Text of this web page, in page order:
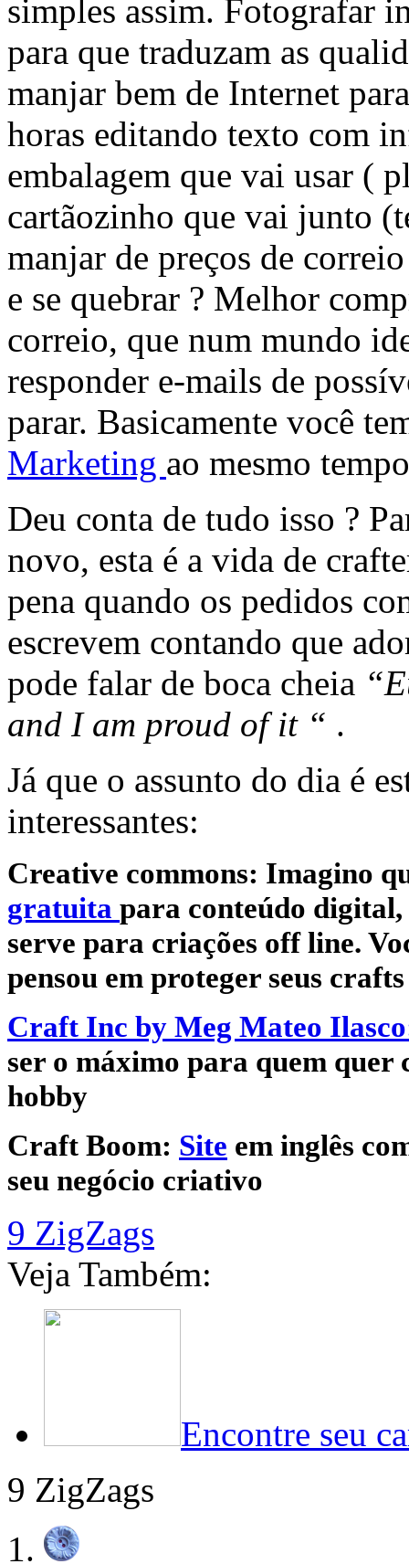
simples assim. Fotografar
para que traduzam as
manjar bem de Internet
horas editando texto com
embalagem que vai usar (
cartãozinho que vai junto
manjar de preços de
e se quebrar ? Melhor
correio, que num mundo
responder e-mails de
parar. Basicamente você
Marketing ao mesmo
Deu conta de tudo isso ?
novo, esta é a vida de
pena quando os pedidos
escrevem contando que
pode falar de boca cheia
and I am proud of it “ .
Já que o assunto do dia é
interessantes:
Creative commons: Imagino
gratuita para conteúdo digital,
serve para criações off line.
pensou em proteger seus
Craft Inc by Meg Mateo
ser o máximo para quem quer
hobby
Craft Boom: Site em inglês
seu negócio criativo
9 ZigZags
Veja Também:
Encontre seu
9 ZigZags